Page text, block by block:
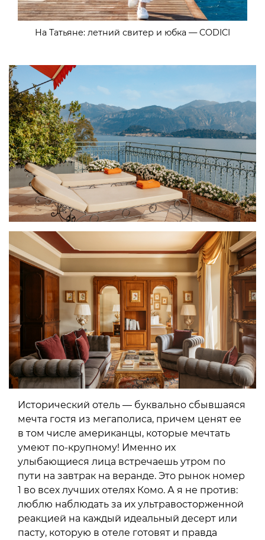
На Татьяне: летний свитер и юбка — CODICI
Исторический отель — буквально сбывшаяся
мечта гостя из мегаполиса, причем ценят ее
в том числе американцы, которые мечтать
умеют по-крупному! Именно их
улыбающиеся лица встречаешь утром по
пути на завтрак на веранде. Это рынок номер
1 во всех лучших отелях Комо. А я не против:
люблю наблюдать за их ультравосторженной
реакцией на каждый идеальный десерт или
пасту, которую в отеле готовят и правда